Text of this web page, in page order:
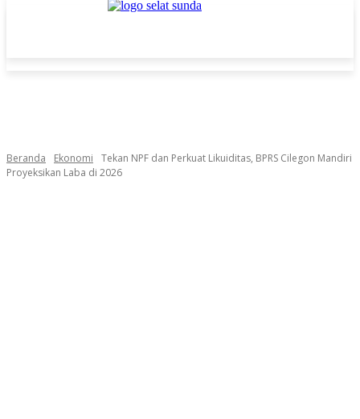
Beranda Ekonomi
Tekan NPF dan Perkuat Likuiditas, BPRS Cilegon Mandiri
Proyeksikan Laba di 2026